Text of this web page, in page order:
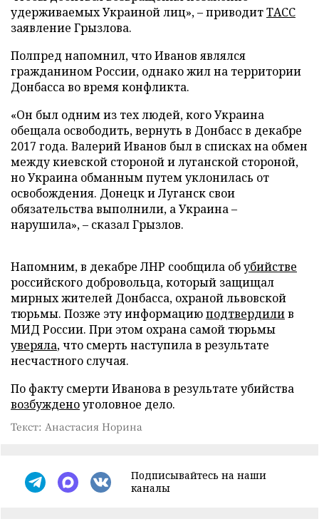
удерживаемых Украиной лиц», – приводитТАСС
заявление Грызлова.
Полпред напомнил, что Иванов являлся
гражданином России, однако жил на территории
Донбасса во время конфликта.
«Он был одним из тех людей, кого Украина
обещала освободить, вернуть в Донбасс в декабре
2017 года. Валерий Иванов был в списках на обмен
между киевской стороной и луганской стороной,
но Украина обманным путем уклонилась от
освобождения. Донецк и Луганск свои
обязательства выполнили, а Украина –
нарушила», – сказал Грызлов.
Напомним, в декабре ЛНР сообщила обубийстве
российского добровольца, который защищал
мирных жителей Донбасса, охраной львовской
тюрьмы. Позже эту информациюподтвердилив
МИД России. При этом охрана самой тюрьмы
уверяла, что смерть наступила в результате
несчастного случая.
По факту смерти Иванова в результате убийства
возбужденоуголовное дело.
Текст: Анастасия Норина
Подписывайтесь на наши
каналы